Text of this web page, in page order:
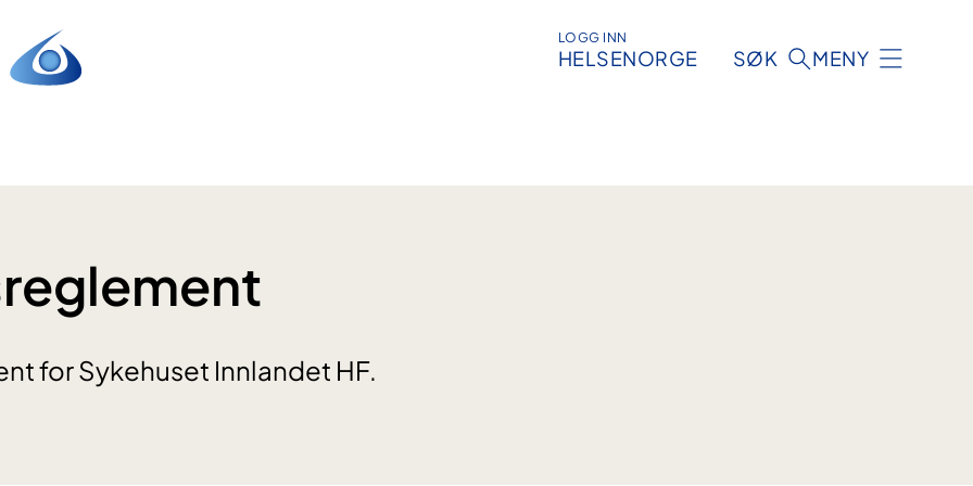
LOGG INN
HELSENORGE SØK MENY
for Sykehuset Innlandet HF.